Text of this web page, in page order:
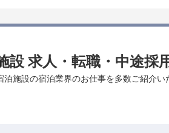
設 求人・転職・中途採
泊施設の宿泊業界のお仕事を多数ご紹介い